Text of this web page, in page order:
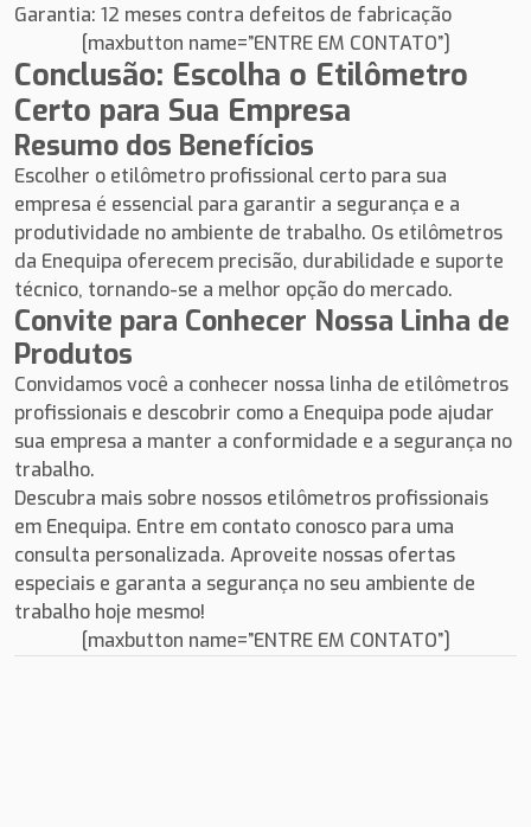
Garantia: 12 meses contra defeitos de fabricação
[maxbutton name=”ENTRE EM CONTATO”]
Conclusão: Escolha o Etilômetro
Certo para Sua Empresa
Resumo dos Benefícios
Escolher o etilômetro profissional certo para sua
empresa é essencial para garantir a segurança e a
produtividade no ambiente de trabalho. Os etilômetros
da Enequipa oferecem precisão, durabilidade e suporte
técnico, tornando-se a melhor opção do mercado.
Convite para Conhecer Nossa Linha de
Produtos
Convidamos você a conhecer nossa linha de etilômetros
profissionais e descobrir como a Enequipa pode ajudar
sua empresa a manter a conformidade e a segurança no
trabalho.
Descubra mais sobre nossos etilômetros profissionais
em Enequipa. Entre em contato conosco para uma
consulta personalizada. Aproveite nossas ofertas
especiais e garanta a segurança no seu ambiente de
trabalho hoje mesmo!
[maxbutton name=”ENTRE EM CONTATO”]